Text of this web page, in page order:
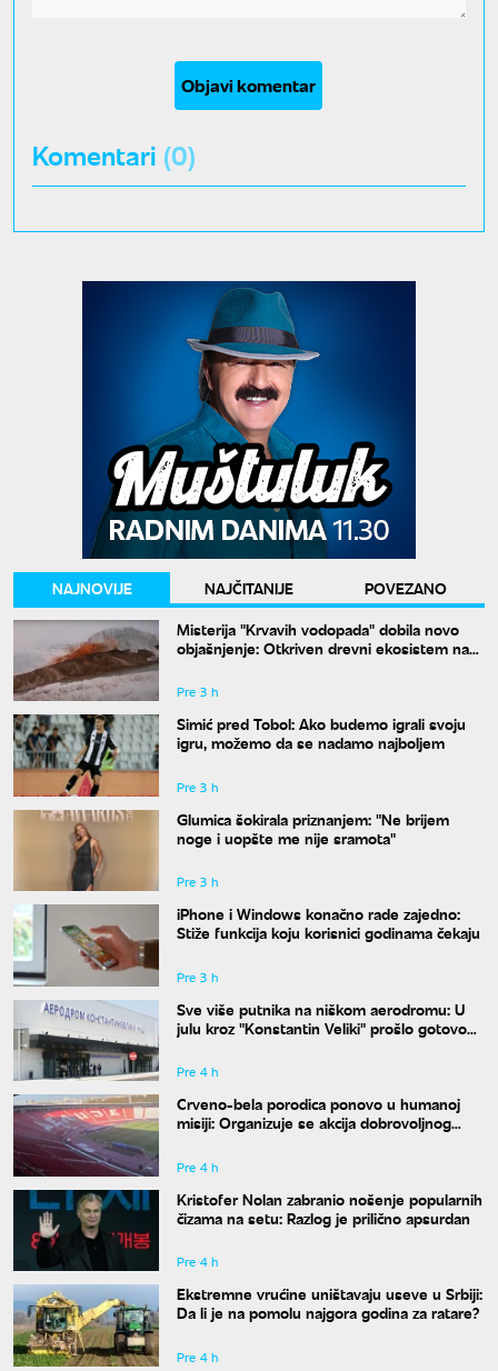
Objavi komentar
Komentari (0)
NAJNOVIJE NAJČITANIJE
POVEZANO
Misterija "Krvavih vodopada" dobila novo
objašnjenje: Otkriven drevni ekosistem na
Pre 3 h
Simić pred Tobol: Ako budemo igrali svoju
igru, možemo da se nadamo najboljem
Pre 3 h
Glumica šokirala priznanjem: "Ne brijem
noge i uopšte me nije sramota"
Pre 3 h
iPhone i Windows konačno rade zajedno:
Stiže funkcija koju korisnici godinama čekaju
Pre 3 h
Sve više putnika na niškom aerodromu: U
julu kroz "Konstantin Veliki" prošlo gotovo
Pre 4 h
Crveno-bela porodica ponovo u humanoj
misiji: Organizuje se akcija dobrovoljnog
Pre 4 h
Kristofer Nolan zabranio nošenje popularnih
čizama na setu: Razlog je prilično apsurdan
Pre 4 h
Ekstremne vrućine uništavaju useve u Srbiji:
Da li je na pomolu najgora godina za ratare?
Pre 4 h